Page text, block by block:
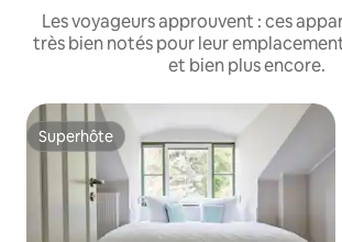
Les voyageurs approuvent : ces
très bien notés pour leur
et bien plus encore.
Superhôte
Superhôte